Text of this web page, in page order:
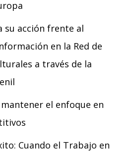
su acción frente al
en la Red de
a través de la
el enfoque en
Cuando el Trabajo en